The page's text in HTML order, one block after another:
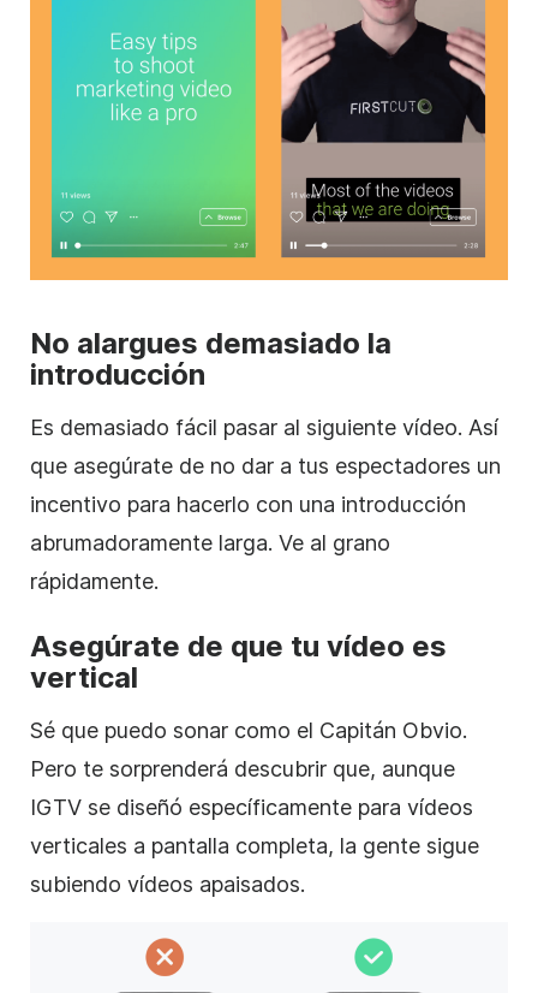
No alargues demasiado la
introducción
Es demasiado fácil pasar al siguiente vídeo. Así
que asegúrate de no dar a tus espectadores un
incentivo para hacerlo con una introducción
abrumadoramente larga. Ve al grano
rápidamente.
Asegúrate de que tu vídeo es
vertical
Sé que puedo sonar como el Capitán Obvio.
Pero te sorprenderá descubrir que, aunque
IGTV se diseñó específicamente para vídeos
verticales a pantalla completa, la gente sigue
subiendo vídeos apaisados.